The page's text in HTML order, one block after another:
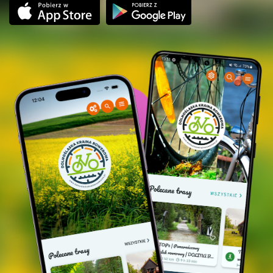
Eine der interessantesten Statuen auf dem Weg ist die des Heiligen Nepomuk